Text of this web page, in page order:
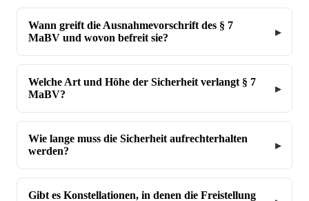
Wann greift die Ausnahmevorschrift des § 7
MaBV und wovon befreit sie?
Welche Art und Höhe der Sicherheit verlangt § 7
MaBV?
Wie lange muss die Sicherheit aufrechterhalten
werden?
Gibt es Konstellationen, in denen die Freistellung